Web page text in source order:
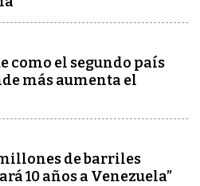
como el segundo país
más aumenta el
de barriles
10 años a Venezuela”